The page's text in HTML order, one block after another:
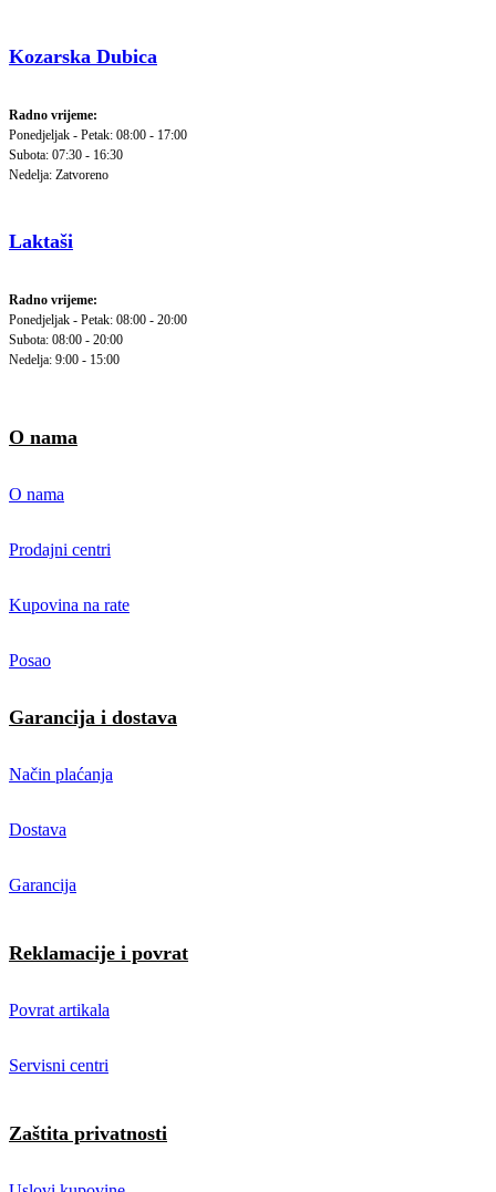
Kozarska Dubica
Radno vrijeme:
Ponedjeljak - Petak: 08:00 - 17:00
Subota: 07:30 - 16:30
Nedelja: Zatvoreno
Laktaši
Radno vrijeme:
Ponedjeljak - Petak: 08:00 - 20:00
Subota: 08:00 - 20:00
Nedelja: 9:00 - 15:00
O nama
O nama
Prodajni centri
Kupovina na rate
Posao
Garancija i dostava
Način plaćanja
Dostava
Garancija
Reklamacije i povrat
Povrat artikala
Servisni centri
Zaštita privatnosti